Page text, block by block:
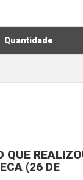
Quantidade
QUE
(26 DE